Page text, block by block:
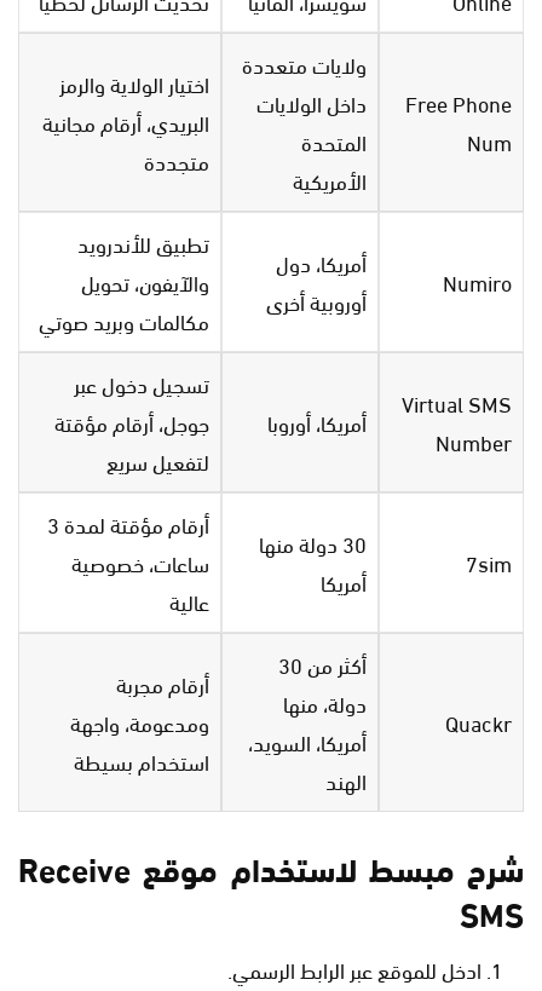
Free Phone
Num
ولايات متعددة
داخل الولايات
المتحدة
الأمريكية
اختيار الولاية والرمز
البريدي، أرقام مجانية
متجددة
Numiro
أمريكا، دول
أوروبية أخرى
تطبيق للأندرويد
والآيفون، تحويل
مكالمات وبريد صوتي
Virtual SMS
Number
أمريكا، أوروبا
تسجيل دخول عبر
جوجل، أرقام مؤقتة
لتفعيل سريع
7sim
30 دولة منها
أمريكا
أرقام مؤقتة لمدة 3
ساعات، خصوصية
عالية
Quackr
أكثر من 30
دولة، منها
أمريكا، السويد،
الهند
أرقام مجربة
ومدعومة، واجهة
استخدام بسيطة
شرح مبسط لاستخدام موقع Receive
SMS
ادخل للموقع عبر الرابط الرسمي.